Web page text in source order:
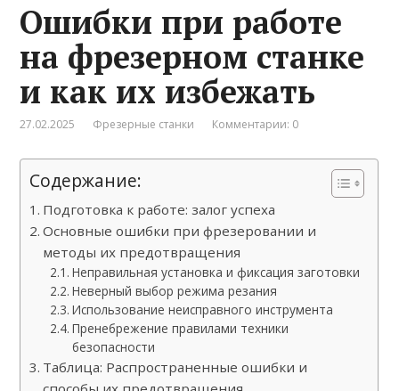
Ошибки при работе
на фрезерном станке
и как их избежать
27.02.2025 Фрезерные станки Комментарии: 0
Содержание:
Подготовка к работе: залог успеха
Основные ошибки при фрезеровании и
методы их предотвращения
Неправильная установка и фиксация заготовки
Неверный выбор режима резания
Использование неисправного инструмента
Пренебрежение правилами техники
безопасности
Таблица: Распространенные ошибки и